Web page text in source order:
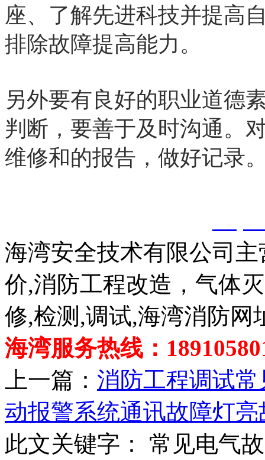
座、了解先进科技并提高
排除故障提高能力。
另外要有良好的职业道德
判断，要善于及时沟通。
维修和的报告，做好记录
海湾安全技术有限公司
价,消防工程改造，气体
修,检测,调试,海湾消防网
海湾服务热线：
上一篇： 消防工程调试
动报警系统通讯故障灯
此文关键字：
常见电气